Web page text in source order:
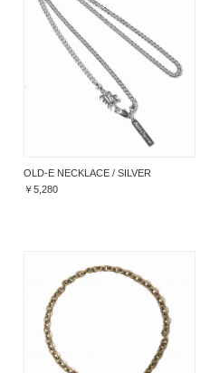
OLD-E NECKLACE / SILVER
￥5,280